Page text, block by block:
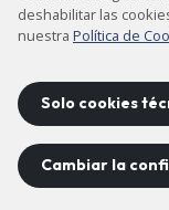
deshabilitar las
nuestra Política de
Solo cookies
Cambiar la